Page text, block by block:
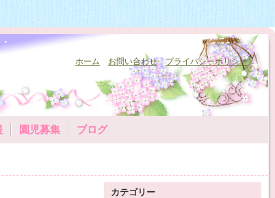
ホーム お問い合わせ プライバシーポリシー
園児募集 ブログ
カテゴリー